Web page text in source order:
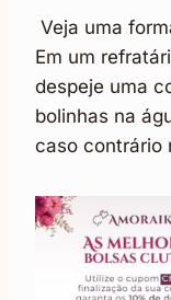
Veja uma
Em um
despeje uma
bolinhas na
caso contrário